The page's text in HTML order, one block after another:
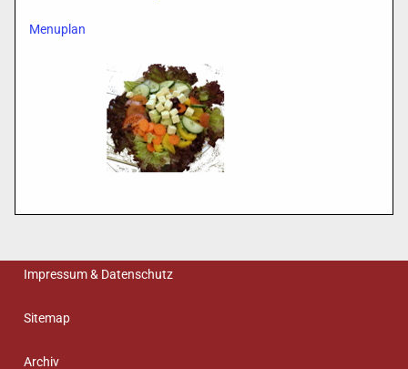
Menuplan
Impressum & Datenschutz
Sitemap
Archiv